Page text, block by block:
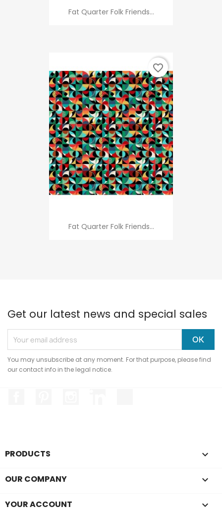
Fat Quarter Folk Friends...
Fat Quarter Folk Friends...
favorite_border
Get our latest news and special sales
You may unsubscribe at any moment. For that purpose, please find
our contact info in the legal notice.
PRODUCTS 
OUR COMPANY 
YOUR ACCOUNT 
this site interests you before bothering
Is that okay with you?
Preferences' link located in the page footer.